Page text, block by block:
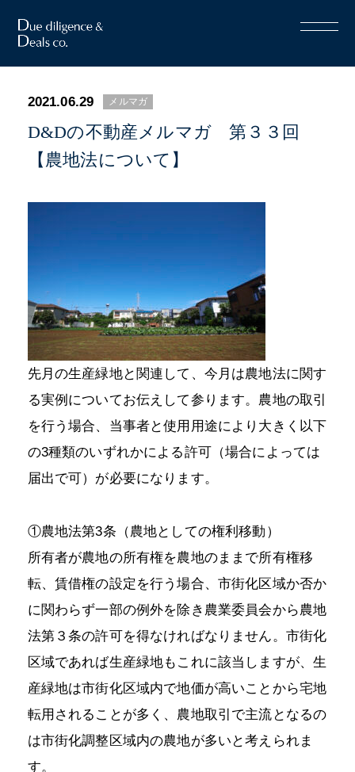
2021.06.29 メルマガ
D&Dの不動産メルマガ 第３３回
【農地法について】
先月の生産緑地と関連して、今月は農地法に関す
る実例についてお伝えして参ります。農地の取引
を行う場合、当事者と使用用途により大きく以下
の3種類のいずれかによる許可（場合によっては
届出で可）が必要になります。
①農地法第3条（農地としての権利移動）
所有者が農地の所有権を農地のままで所有権移
転、賃借権の設定を行う場合、市街化区域か否か
に関わらず一部の例外を除き農業委員会から農地
法第３条の許可を得なければなりません。市街化
区域であれば生産緑地もこれに該当しますが、生
産緑地は市街化区域内で地価が高いことから宅地
転用されることが多く、農地取引で主流となるの
は市街化調整区域内の農地が多いと考えられま
す。